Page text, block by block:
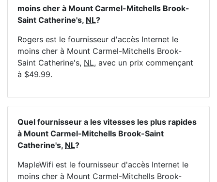
moins cher à Mount Carmel-Mitchells Brook-
Saint Catherine's, NL?
Rogers est le fournisseur d'accès Internet le
moins cher à Mount Carmel-Mitchells Brook-
Saint Catherine's, NL, avec un prix commençant
à $49.99.
Quel fournisseur a les vitesses les plus rapides
à Mount Carmel-Mitchells Brook-Saint
Catherine's, NL?
MapleWifi est le fournisseur d'accès Internet le
moins cher à Mount Carmel-Mitchells Brook-